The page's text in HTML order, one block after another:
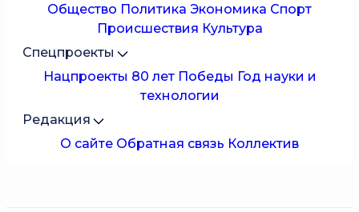
Общество Политика Экономика Спорт
Происшествия Культура
Спецпроекты
Нацпроекты 80 лет Победы Год науки и
технологии
Редакция
О сайте Обратная связь Коллектив